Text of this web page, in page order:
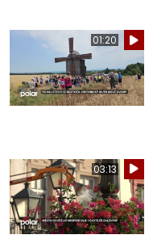
01:20
03:13